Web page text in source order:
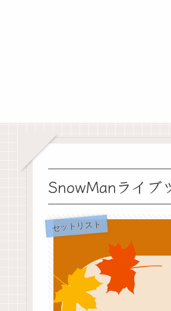
SnowManライ
セットリスト